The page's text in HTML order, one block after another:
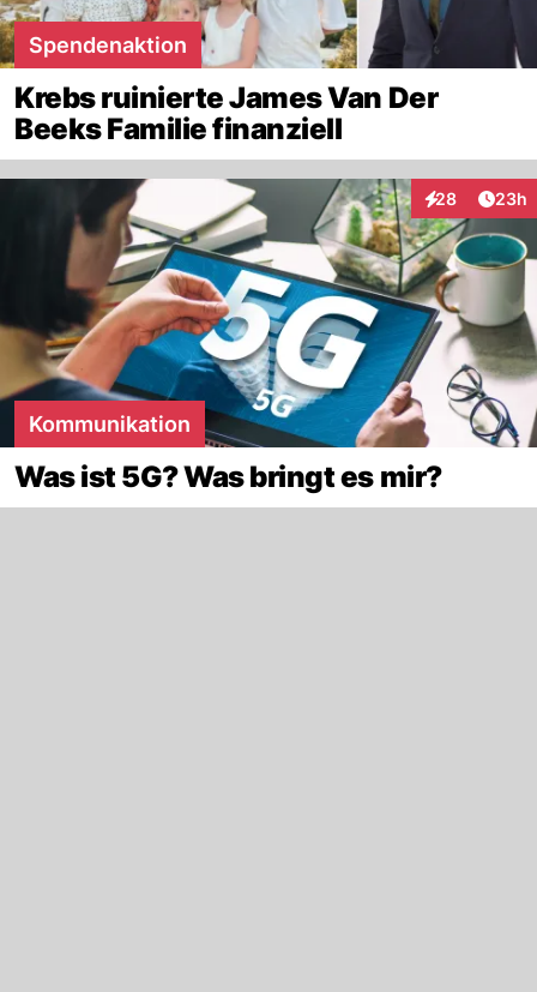
Spendenaktion
Krebs ruinierte James Van Der
Beeks Familie finanziell
28
Interaktionen
23h
Kommunikation
Was ist 5G? Was bringt es mir?